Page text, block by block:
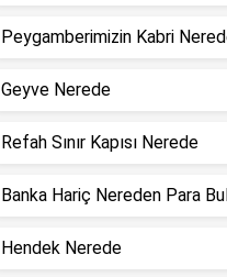
Peygamberimizin Kabri
Geyve Nerede
Refah Sınır Kapısı Nerede
Banka Hariç Nereden Para
Hendek Nerede